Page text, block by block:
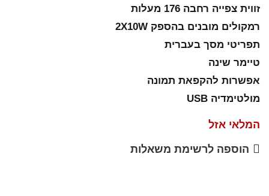
זווית צפייה רחבה 176 מעלות
רמקולים מובנים בהספק 2X10W
תפריטי מסך בעברית
טיימר שינה
אפשרות להקפאת תמונה
מולטימדיה USB
המלאי אזל
הוספה לרשימת משאלות